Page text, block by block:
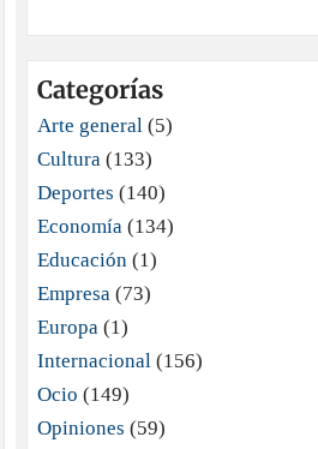
Categorías
Arte general(5)
Cultura(133)
Deportes (140)
Economía(134)
Educación(1)
Empresa(73)
Europa(1)
Internacional(156)
Ocio (149)
Opiniones (59)